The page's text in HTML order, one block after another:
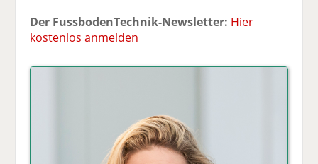
Der FussbodenTechnik-Newsletter: Hier
kostenlos anmelden